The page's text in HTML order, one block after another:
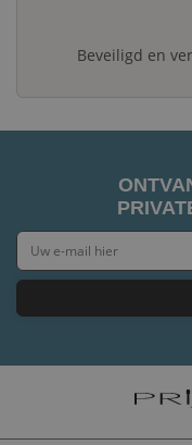
Beveiligd en